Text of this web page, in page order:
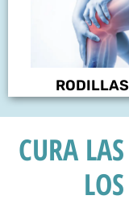
RODILLAS
CURA